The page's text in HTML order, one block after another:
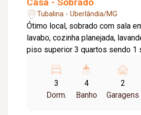
Tubalina - Uberlândia/MG
Ótimo local, sobrado com sala em 3 ambientes,
lavabo, cozinha planejada,
piso superior 3 quartos sendo 1
3
Dorm.
4
Banho
2
Garagens